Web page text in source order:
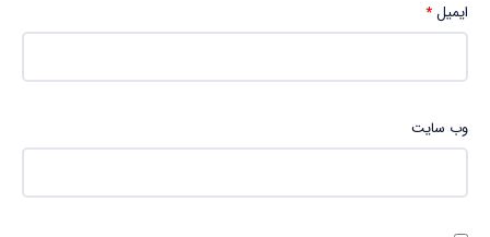
ایمیل*
وب‌ سایت